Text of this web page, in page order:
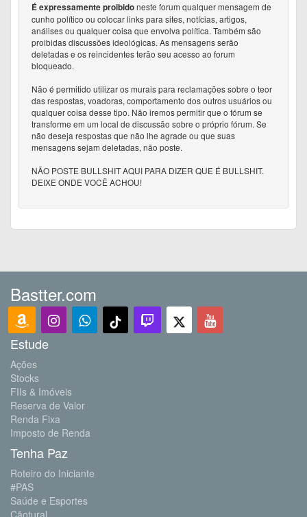
É expressamente proibidoneste forum qualquer mensagem de
cunho político ou colocar links para sites, notícias, artigos,
análises ou qualquer coisa que envolva política. Também são
proibidas discussões ideológicas. As mensagens serão
deletadas e os reincidentes terão seu acesso ao forum
bloqueado.
Não é permitido utilizar os murais para reclamações sobre o teor
das respostas, voadoras, comportamento dos outros usuários ou
qualquer coisa desse tipo. Não iremos permitir que o fórum se
transforme em um local de discussão sobre o próprio fórum. Se
não deseja respostas que não lhe agrade ou que suas
mensagens sejam deletadas, não poste.
NÃO POSTE BULLSHIT AQUI PARA DIZER QUE É BULLSHIT.
DEIXE ONDE VOCÊ ACHOU!
Bastter.com
Estude
Ações
Stocks
FIIs & Imóveis
Reserva de Valor
Renda Fixa
Imposto de Renda
Tenha Paz
Roteiro do Iniciante
#PAS
Saúde e Esportes